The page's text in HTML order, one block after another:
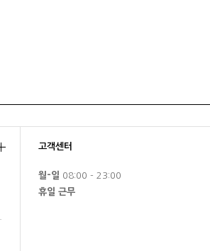
고객센터
월-일 08:00 - 23:00
휴일 근무